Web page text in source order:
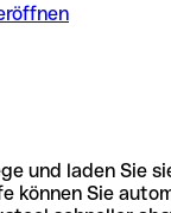
und laden Sie
können Sie